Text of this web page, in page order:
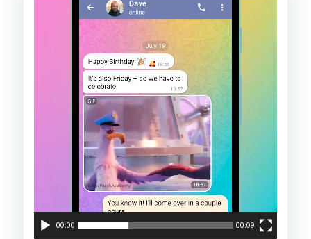
00:00 00:09